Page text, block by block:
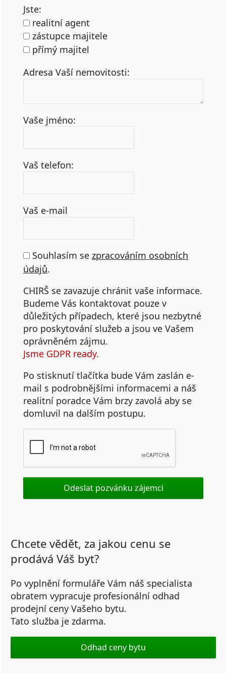
Jste:
realitní agent
zástupce majitele
přímý majitel
Adresa Vaší nemovitosti:
Vaše jméno:
Vaš telefon:
Vaš e-mail
Souhlasím se zpracováním osobních
údajů.
CHIRŠ se zavazuje chránit vaše informace.
Budeme Vás kontaktovat pouze v
důležitých případech, které jsou nezbytné
pro poskytování služeb a jsou ve Vašem
oprávněném zájmu.
Jsme GDPR ready.
Po stisknutí tlačítka bude Vám zaslán e-
mail s podrobnějšími informacemi a náš
realitní poradce Vám brzy zavolá aby se
domluvil na dalším postupu.
Chcete vědět, za jakou cenu se
prodává Váš byt?
Po vyplnění formuláře Vám náš specialista
obratem vypracuje profesionální odhad
prodejní ceny Vašeho bytu.
Tato služba je zdarma.
Odhad ceny bytu